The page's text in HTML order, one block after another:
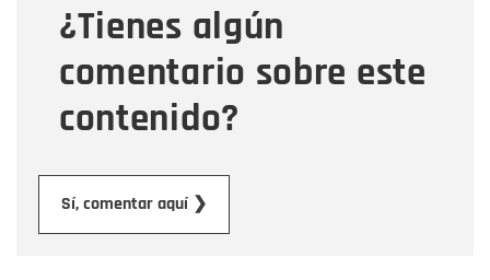
¿Tienes algún
comentario sobre este
contenido?
Sí, comentar aquí ❯
Mensaje